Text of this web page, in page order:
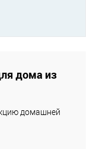
дома из
домашней